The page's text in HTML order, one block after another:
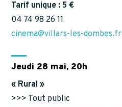
Tarif unique : 5 €
04 74 98 26 11
cinema@villars-les-dombes.fr
Jeudi 28 mai, 20h
« Rural »
>>> Tout public